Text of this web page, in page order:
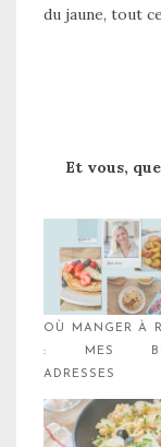
du jaune, tout
Et vous,
OÙ MANGER À
: MES
ADRESSES